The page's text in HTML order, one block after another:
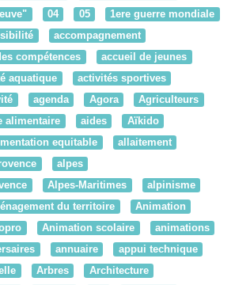
04 05
1ere guerre mondiale
accompagnement
compétences
accueil de jeunes
aquatique
activités sportives
agenda Agora
Agriculteurs
alimentaire aides
Aïkido
equitable
allaitement
alpes
Alpes-Maritimes
alpinisme
du territoire
Animation
Animation scolaire
animations
annuaire
appui technique
Arbres
Architecture